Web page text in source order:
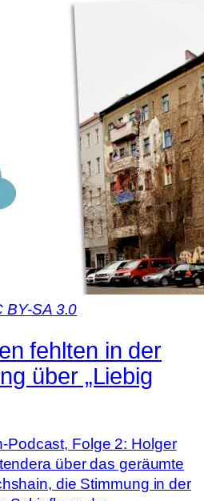
BY-SA 3.0
fehlten in der
über „Liebig
Podcast, Folge 2: Holger
über das geräumte
die Stimmung in der